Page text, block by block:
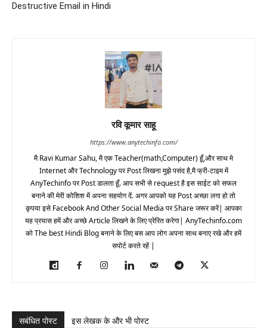
Destructive Email in Hindi
रवि कूमार साहू
https://www.anytechinfo.com/
मै Ravi Kumar Sahu, मै एक Teacher(math,Computer) हूँ,और साथ मे
Internet और Technology पर Post लिखना मुझे पसंद है,मै फ्री-टाइम में
AnyTechinfo पर Post डालता हूँ. आप सभी से request है इस साईट को सफल
बनाने की मेरी कोशिश में अपना सहयोग दें. अगर आपको यह Post अच्छा लगा हो तो
कृपया इसे Facebook And Other Social Media पर Share जरूर करें| आपका
यह प्रयास हमें और अच्छे Article लिखने के लिए प्रेरित करेगा| AnyTechinfo.com
को The best Hindi Blog बनाने के लिए बस आप लोग अपना साथ बनाए रखे और हमें
सपोर्ट करते रहें |
सबंधित पोस्ट इस लेखक के और भी पोस्ट